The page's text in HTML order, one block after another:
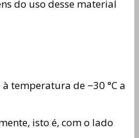
do uso desse material
temperatura de −30 °C a
isto é, com o lado